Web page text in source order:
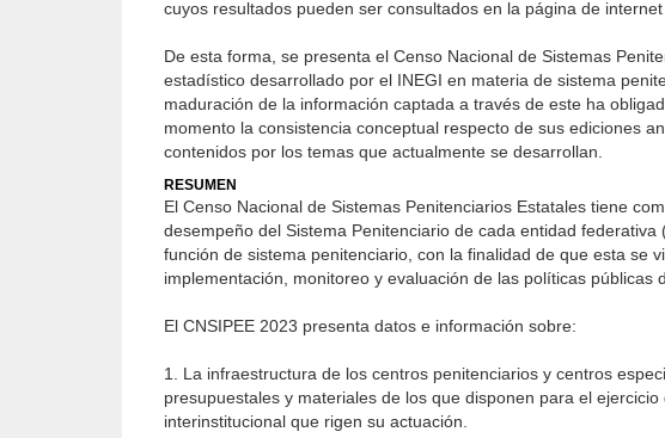
cuyos resultados pueden ser consultados en la página de
De esta forma, se presenta el Censo Nacional de Sistemas
estadístico desarrollado por el INEGI en materia de sistema
maduración de la información captada a través de este ha
momento la consistencia conceptual respecto de sus ediciones
contenidos por los temas que actualmente se desarrollan.
RESUMEN
El Censo Nacional de Sistemas Penitenciarios Estatales tiene
desempeño del Sistema Penitenciario de cada entidad
función de sistema penitenciario, con la finalidad de que esta se
implementación, monitoreo y evaluación de las políticas públicas
El CNSIPEE 2023 presenta datos e información sobre:
1. La infraestructura de los centros penitenciarios y centros
presupuestales y materiales de los que disponen para el
interinstitucional que rigen su actuación.